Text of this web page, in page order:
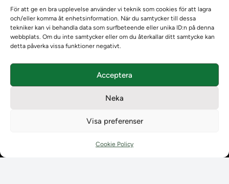
För att ge en bra upplevelse använder vi teknik som cookies för att lagra
och/eller komma åt enhetsinformation. När du samtycker till dessa
tekniker kan vi behandla data som surfbeteende eller unika ID:n på denna
webbplats. Om du inte samtycker eller om du återkallar ditt samtycke kan
detta påverka vissa funktioner negativt.
Acceptera
Neka
Visa preferenser
Cookie Policy
Om oss
Om Ladokkonsortiet
Ladokkonsortiet internationellt
Vision, strategi och produktplan
Kontaktuppgifter för studenters Ladoksupport